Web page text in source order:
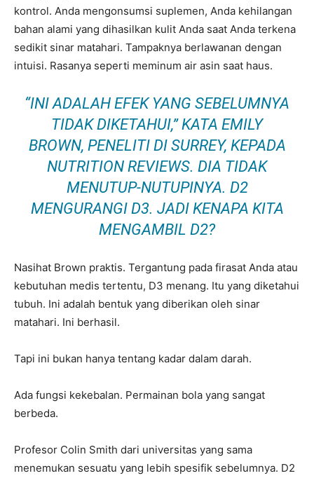
kontrol. Anda mengonsumsi suplemen, Anda kehilangan
bahan alami yang dihasilkan kulit Anda saat Anda terkena
sedikit sinar matahari. Tampaknya berlawanan dengan
intuisi. Rasanya seperti meminum air asin saat haus.
“INI ADALAH EFEK YANG SEBELUMNYA
TIDAK DIKETAHUI,” KATA EMILY
BROWN, PENELITI DI SURREY, KEPADA
NUTRITION REVIEWS. DIA TIDAK
MENUTUP-NUTUPINYA. D2
MENGURANGI D3. JADI KENAPA KITA
MENGAMBIL D2?
Nasihat Brown praktis. Tergantung pada firasat Anda atau
kebutuhan medis tertentu, D3 menang. Itu yang diketahui
tubuh. Ini adalah bentuk yang diberikan oleh sinar
matahari. Ini berhasil.
Tapi ini bukan hanya tentang kadar dalam darah.
Ada fungsi kekebalan. Permainan bola yang sangat
berbeda.
Profesor Colin Smith dari universitas yang sama
menemukan sesuatu yang lebih spesifik sebelumnya. D2